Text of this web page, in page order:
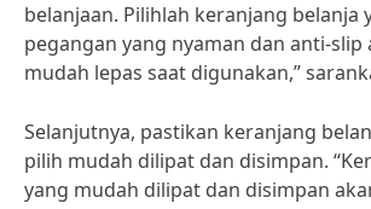
belanjaan. Pilihlah keranjang belanja
pegangan yang nyaman dan anti-slip
mudah lepas saat digunakan,”
Selanjutnya, pastikan keranjang
pilih mudah dilipat dan disimpan.
yang mudah dilipat dan disimpan